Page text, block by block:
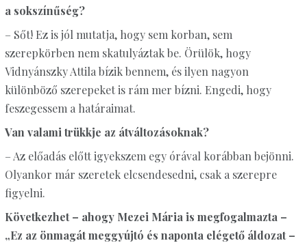
a sokszínűség?
– Sőt! Ez is jól mutatja, hogy sem korban, sem
szerepkörben nem skatulyáztak be. Örülök, hogy
Vidnyánszky Attila bízik bennem, és ilyen nagyon
különböző szerepeket is rám mer bízni. Engedi, hogy
feszegessem a határaimat.
Van valami trükkje az átváltozásoknak?
– Az előadás előtt igyekszem egy órával korábban bejönni.
Olyankor már szeretek elcsendesedni, csak a szerepre
figyelni.
Következhet – ahogy Mezei Mária is megfogalmazta –
„Ez az önmagát meggyújtó és naponta elégető áldozat –